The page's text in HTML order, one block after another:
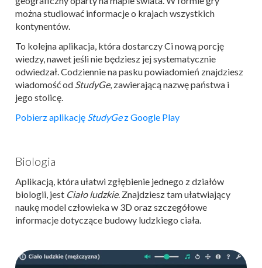
można studiować informacje o krajach wszystkich
kontynentów.
To kolejna aplikacja, która dostarczy Ci nową porcję
wiedzy, nawet jeśli nie będziesz jej systematycznie
odwiedzał. Codziennie na pasku powiadomień znajdziesz
wiadomość od StudyGe, zawierającą nazwę państwa i
jego stolicę.
Pobierz aplikację StudyGez Google Play
Biologia
Aplikacją, która ułatwi zgłębienie jednego z działów
biologii, jest Ciało ludzkie. Znajdziesz tam ułatwiający
naukę model człowieka w 3D oraz szczegółowe
informacje dotyczące budowy ludzkiego ciała.